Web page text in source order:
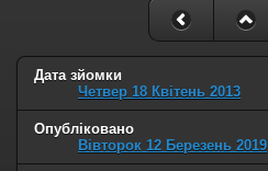
Дата зйомки
Четвер 18 Квітень 2013
Опубліковано
Вівторок 12 Березень 2019